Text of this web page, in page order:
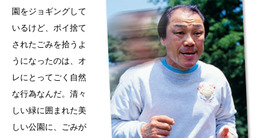
園をジョギングして
いるけど、ポイ捨て
されたごみを拾うよ
うになったのは、オ
レにとってごく自然
な行為なんだ。清々
しい緑に囲まれた美
しい公園に、ごみが